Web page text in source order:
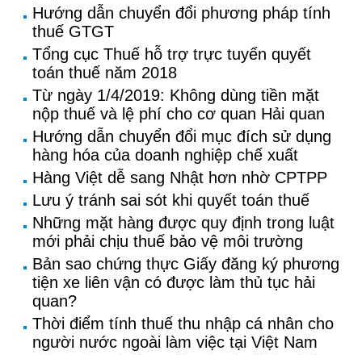
Hướng dẫn chuyển đổi phương pháp tính
thuế GTGT
Tổng cục Thuế hỗ trợ trực tuyến quyết
toán thuế năm 2018
Từ ngày 1/4/2019: Không dùng tiền mặt
nộp thuế và lệ phí cho cơ quan Hải quan
Hướng dẫn chuyển đổi mục đích sử dụng
hàng hóa của doanh nghiệp chế xuất
Hàng Việt dễ sang Nhật hơn nhờ CPTPP
Lưu ý tránh sai sót khi quyết toán thuế
Những mặt hàng được quy định trong luật
mới phải chịu thuế bảo vệ môi trường
Bản sao chứng thực Giấy đăng ký phương
tiện xe liên vận có được làm thủ tục hải
quan?
Thời điểm tính thuế thu nhập cá nhân cho
người nước ngoài làm việc tại Việt Nam